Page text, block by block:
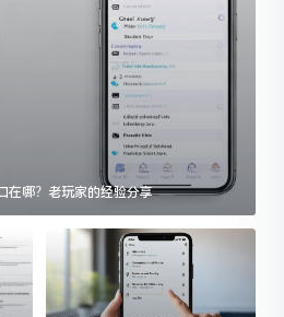
在哪？老玩家的经验分享